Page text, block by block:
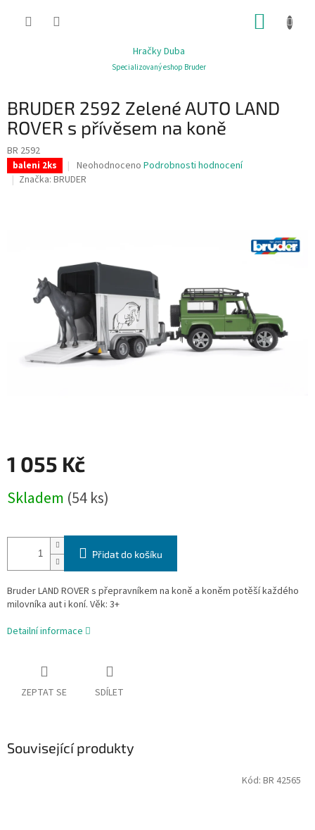
Hračky Duba
Specializovaný eshop Bruder
BRUDER 2592 Zelené AUTO LAND
ROVER s přívěsem na koně
BR 2592
baleni 2ks
Průměrné
hodnocení
hvězdiček.
Neohodnoceno Podrobnosti hodnocení
Značka: BRUDER
1 055 Kč
cena:
Skladem (54 ks)
Přidat do košíku
Bruder LAND ROVER s přepravníkem na koně a koněm potěší každého
milovníka aut i koní. Věk: 3+
Detailní informace
ZEPTAT SE SDÍLET
Související produkty
Kód: BR 42565